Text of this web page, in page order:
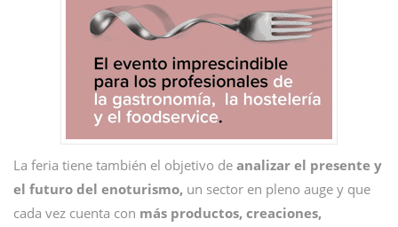
La feria tiene también el objetivo de analizar el presente y
el futuro del enoturismo, un sector en pleno auge y que
cada vez cuenta con más productos, creaciones,